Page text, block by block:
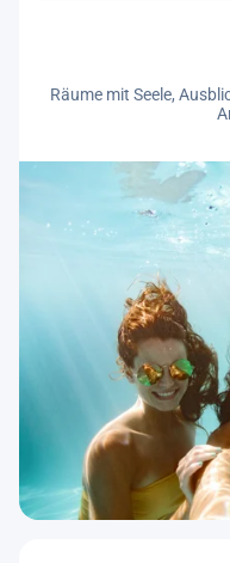
Räume mit Seele,